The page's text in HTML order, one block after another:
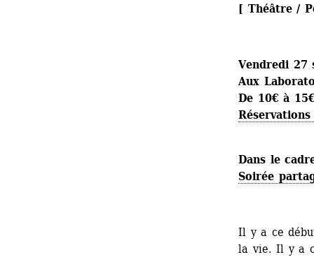
[ Théâtre /
Vendredi 27
Aux
De 10€ à
Dans le
Soirée
Il y a ce
la vie. Il y a